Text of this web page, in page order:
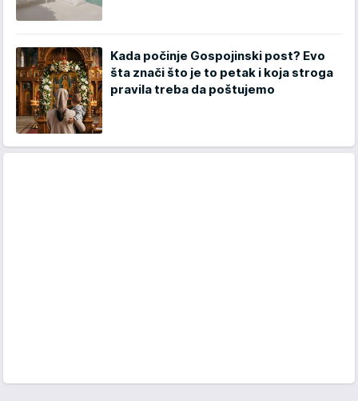
Kada počinje Gospojinski post? Evo
šta znači što je to petak i koja stroga
pravila treba da poštujemo